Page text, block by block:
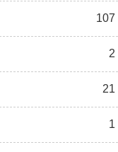
107
2
21
1